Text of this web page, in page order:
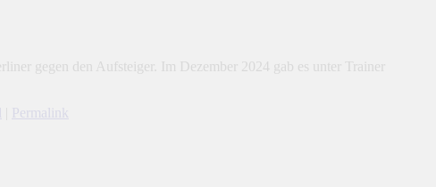
gegen den Aufsteiger. Im Dezember 2024 gab es unter Trainer
Permalink